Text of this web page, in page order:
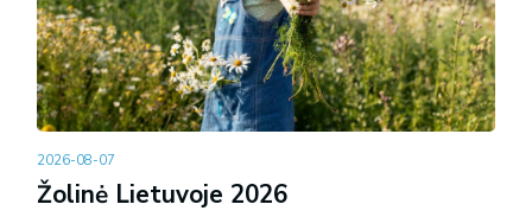
2026-08-07
Žolinė Lietuvoje 2026